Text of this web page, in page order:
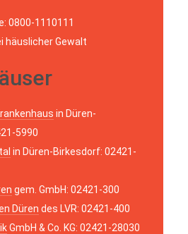
0800-1110111
häuslicher Gewalt
in Düren-
5990
in Düren-Birkesdorf: 02421-
gem. GmbH: 02421-300
Düren des LVR: 02421-400
GmbH & Co. KG: 02421-28030